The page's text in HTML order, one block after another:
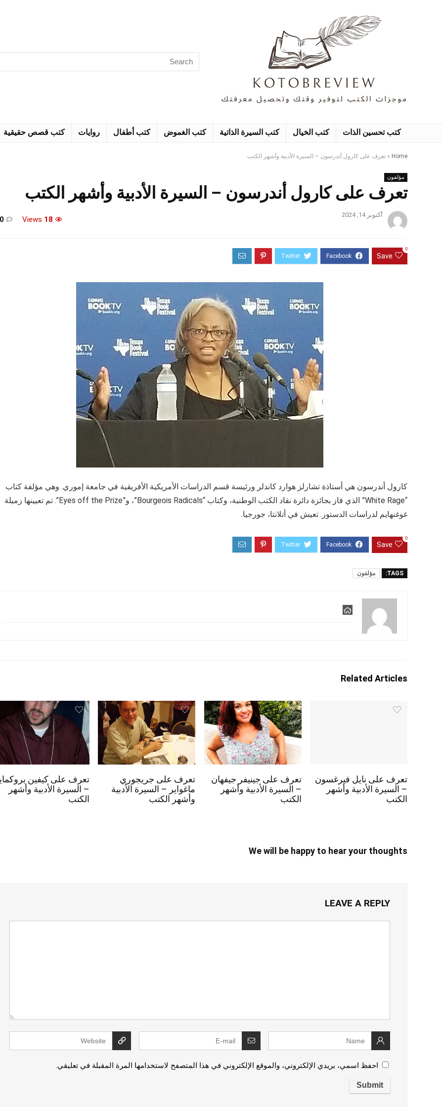
كتب تحسين الذات كتب الخيال كتب السيرة الذاتية كتب الغموض كتب أطفال روايات كتب قصص حقيقية
Home
» تعرف على كارول أندرسون – السيرة الأدبية وأشهر الكتب
مؤلفون
تعرف على كارول أندرسون – السيرة الأدبية وأشهر الكتب
أكتوبر 14, 2024
18
0
Save
0
كارول أندرسون هي أستاذة تشارلز هوارد كاندلر ورئيسة قسم الدراسات الأمريكية الأفريقية في جامعة إموري. وهي مؤلفة كتاب
“White Rage” الذي فاز بجائزة دائرة نقاد الكتب الوطنية، وكتاب “Bourgeois Radicals”، و”Eyes off the Prize”. تم تعيينها زميلة
غوغنهايم لدراسات الدستور. تعيش في أتلانتا، جورجيا.
Save
0
TAGS: مؤلفون
Related Articles
تعرف على نايل فيرغسون
– السيرة الأدبية وأشهر
الكتب
تعرف على جينيفر جيفهان
– السيرة الأدبية وأشهر
الكتب
تعرف على جريجوري
ماغواير – السيرة الأدبية
وأشهر الكتب
تعرف على كيفين
– السيرة الأدبية وأشهر
الكتب
We will be happy to hear your thoughts
LEAVE A REPLY
احفظ اسمي، بريدي الإلكتروني، والموقع الإلكتروني في هذا المتصفح لاستخدامها المرة المقبلة في تعليقي.